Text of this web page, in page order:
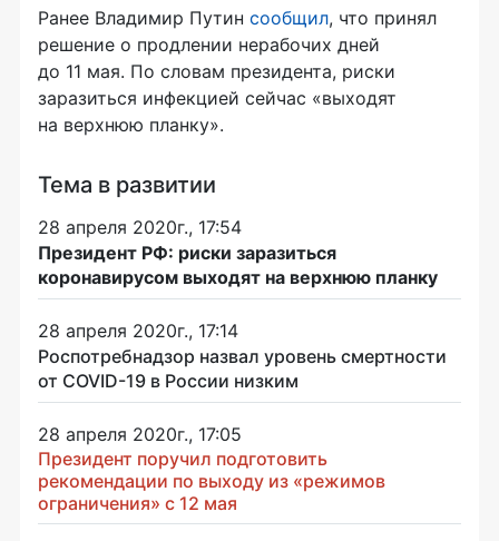
Ранее Владимир Путин сообщил, что принял
решение о продлении нерабочих дней
до 11 мая. По словам президента, риски
заразиться инфекцией сейчас «выходят
на верхнюю планку».
Тема в развитии
28 апреля 2020г., 17:54
Президент РФ: риски заразиться
коронавирусом выходят на верхнюю планку
28 апреля 2020г., 17:14
Роспотребнадзор назвал уровень смертности
от COVID-19 в России низким
28 апреля 2020г., 17:05
Президент поручил подготовить
рекомендации по выходу из «режимов
ограничения» с 12 мая